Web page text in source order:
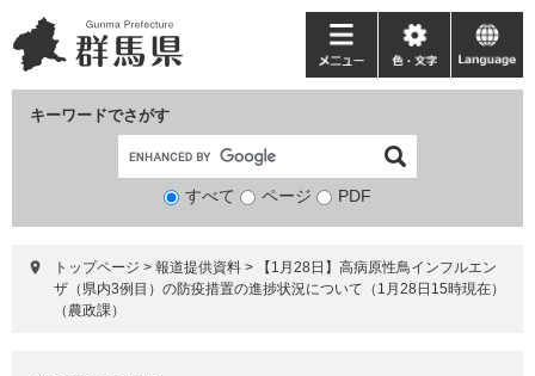
ー
ジ
ニ
ュ
て
キーワードでさがす
検
象
すべて ページ PDF
メ
ニ
ー
色・
文
language
トップページ > 報道提供資料 >
【1月28日】高病原性鳥インフルエン
ザ（県内3例目）の防疫措置の進捗状況について（1月28日15時現在）
（農政課）